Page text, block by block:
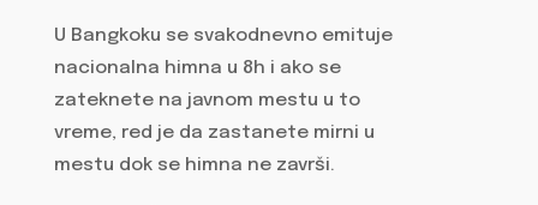
U Bangkoku se svakodnevno emituje
nacionalna himna u 8h i ako se
zateknete na javnom mestu u to
vreme, red je da zastanete mirni u
mestu dok se himna ne završi.